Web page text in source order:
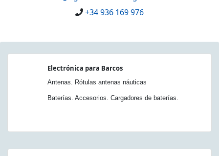
+34 936 169 976
Electrónica para Barcos
Antenas. Rótulas antenas náuticas
Baterías. Accesorios. Cargadores de baterías.